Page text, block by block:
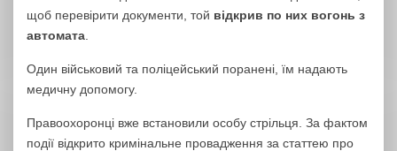
щоб перевірити документи, той відкрив по них вогонь з
автомата
Один військовий та поліцейський поранені, їм надають
медичну допомогу.
Правоохоронці вже встановили особу стрільця. За фактом
події відкрито кримінальне провадження за статтею про